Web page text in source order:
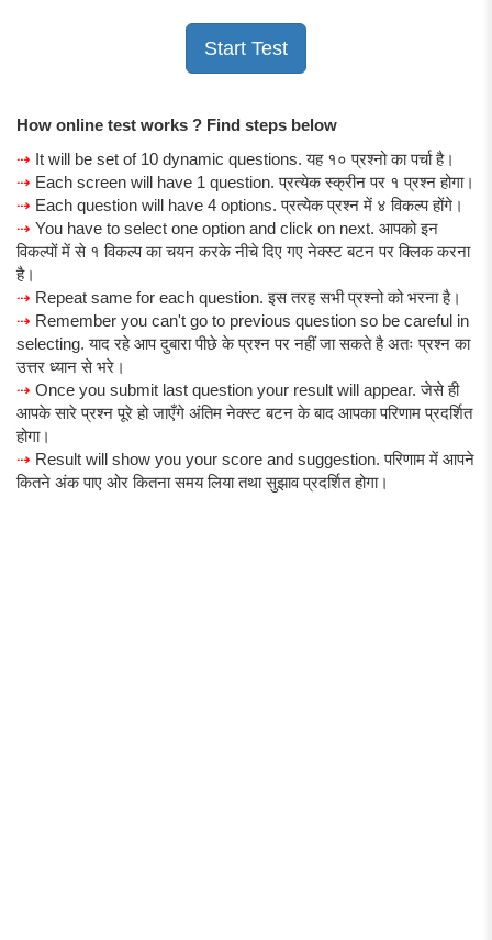
How online test works ? Find steps below
⇢ It will be set of 10 dynamic questions. यह १० प्रश्नो का पर्चा है।
⇢ Each screen will have 1 question. प्रत्येक स्क्रीन पर १ प्रश्न होगा।
⇢ Each question will have 4 options. प्रत्येक प्रश्न में ४ विकल्प होंगे।
⇢ You have to select one option and click on next. आपको इन
विकल्पों में से १ विकल्प का चयन करके नीचे दिए गए नेक्स्ट बटन पर क्लिक करना
है।
⇢ Repeat same for each question. इस तरह सभी प्रश्नो को भरना है।
⇢ Remember you can't go to previous question so be careful in
selecting. याद रहे आप दुबारा पीछे के प्रश्न पर नहीं जा सकते है अतः प्रश्न का
उत्तर ध्यान से भरे।
⇢ Once you submit last question your result will appear. जेसे ही
आपके सारे प्रश्न पूरे हो जाएँगे अंतिम नेक्स्ट बटन के बाद आपका परिणाम प्रदर्शित
होगा।
⇢ Result will show you your score and suggestion. परिणाम में आपने
कितने अंक पाए ओर कितना समय लिया तथा सुझाव प्रदर्शित होगा।